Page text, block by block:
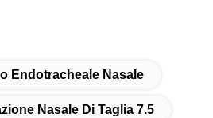
Endotracheale Nasale
Nasale Di Taglia 7.5